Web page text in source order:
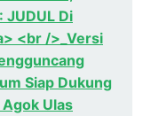
JUDUL Di
<br />_Versi
Siap Dukung
Ulas